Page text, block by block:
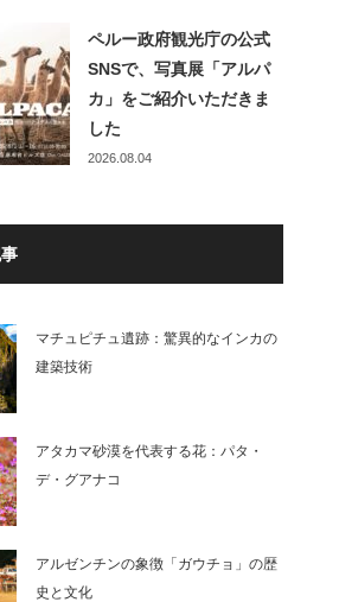
ペルー政府観光庁の公式
SNSで、写真展「アルパ
カ」をご紹介いただきま
した
2026.08.04
マチュピチュ遺跡：驚異的なインカの
建築技術
アタカマ砂漠を代表する花：パタ・
デ・グアナコ
アルゼンチンの象徴「ガウチョ」の歴
史と文化